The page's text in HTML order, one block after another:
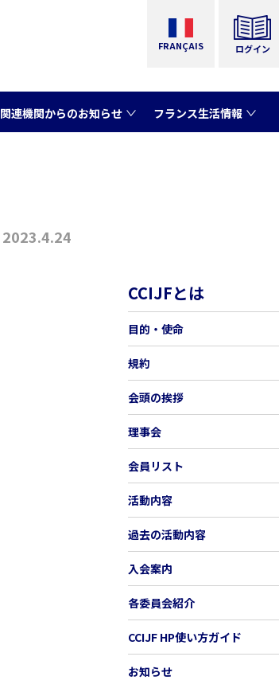
FRANÇAIS ログイン
関連機関からのお知らせ フランス生活情報
2023.4.24
CCIJFとは
目的・使命
規約
会頭の挨拶
理事会
会員リスト
活動内容
過去の活動内容
入会案内
各委員会紹介
CCIJF HP使い方ガイド
お知らせ